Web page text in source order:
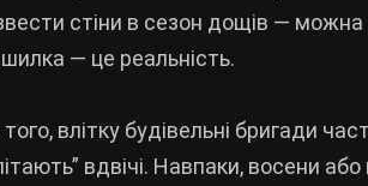
стіни в сезон дощів —
— це реальність.
влітку будівельні бригади
вдвічі. Навпаки, восени